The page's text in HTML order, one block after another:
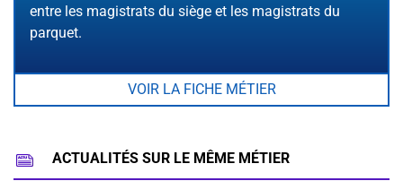
entre les magistrats du siège et les magistrats du
parquet.
VOIR LA FICHE MÉTIER
ACTUALITÉS SUR LE MÊME MÉTIER